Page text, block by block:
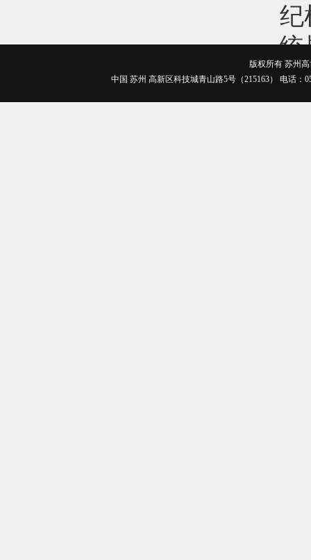
纪
统
机
版权所有 苏州高
中国 苏州 高新区科技城青山路5号（215163） 电话：